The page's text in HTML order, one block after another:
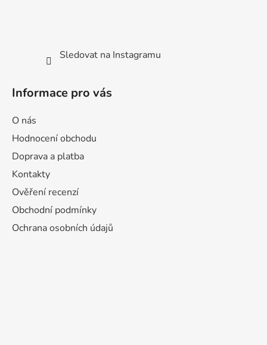
Sledovat na Instagramu
Informace pro vás
O nás
Hodnocení obchodu
Doprava a platba
Kontakty
Ověření recenzí
Obchodní podmínky
Ochrana osobních údajů